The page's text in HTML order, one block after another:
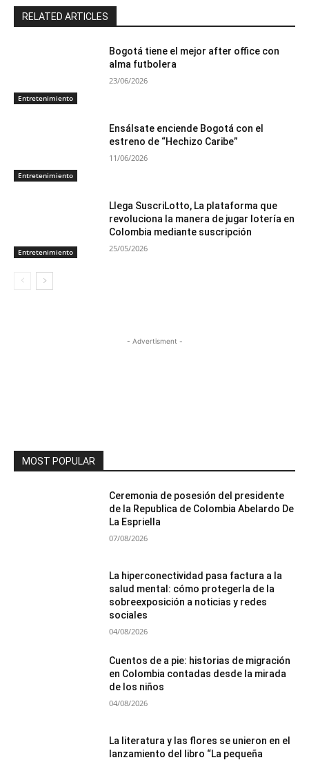
RELATED ARTICLES
Entretenimiento
Bogotá tiene el mejor after office con
alma futbolera
23/06/2026
Entretenimiento
Ensálsate enciende Bogotá con el
estreno de “Hechizo Caribe”
11/06/2026
Entretenimiento
Llega SuscriLotto, La plataforma que
revoluciona la manera de jugar lotería en
Colombia mediante suscripción
25/05/2026
- Advertisment -
MOST POPULAR
Ceremonia de posesión del presidente
de la Republica de Colombia Abelardo De
La Espriella
07/08/2026
La hiperconectividad pasa factura a la
salud mental: cómo protegerla de la
sobreexposición a noticias y redes
sociales
04/08/2026
Cuentos de a pie: historias de migración
en Colombia contadas desde la mirada
de los niños
04/08/2026
La literatura y las flores se unieron en el
lanzamiento del libro “La pequeña